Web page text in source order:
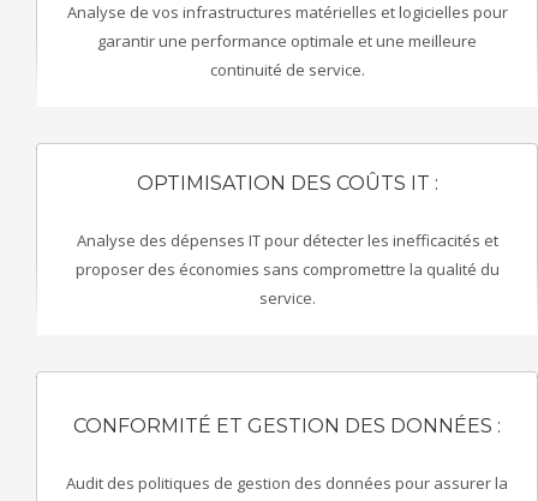
Analyse de vos infrastructures matérielles et logicielles pour
garantir une performance optimale et une meilleure
continuité de service.
OPTIMISATION DES COÛTS IT :
Analyse des dépenses IT pour détecter les inefficacités et
proposer des économies sans compromettre la qualité du
service.
CONFORMITÉ ET GESTION DES DONNÉES :
Audit des politiques de gestion des données pour assurer la